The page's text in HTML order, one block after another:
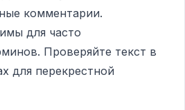
комментарии.
для часто
Проверяйте текст в
для перекрестной